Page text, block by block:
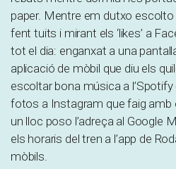
paper. Mentre em dutxo escolto
fent tuits i mirant els ‘likes’ a
tot el dia: enganxat a una
aplicació de mòbil que diu els
escoltar bona música a
fotos a Instagram que faig amb
un lloc poso l’adreça al Google
els horaris del tren a l’app de
mòbils.